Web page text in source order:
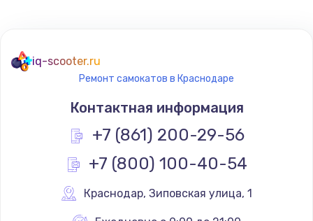
iq-scooter.ru
Ремонт самокатов в Краснодаре
Контактная информация
+7 (861) 200-29-56
+7 (800) 100-40-54
Краснодар, Зиповская улица, 1